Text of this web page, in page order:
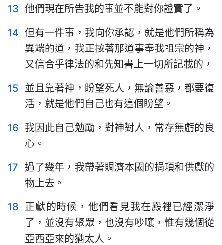
1 2 4 5 6
7
8
9 10
13 他們現在所告我的事並不能對你證實了。
14 但有一件事，我向你承認，就是他們所稱為
異端的道，我正按著那道事奉我祖宗的神，
又信合乎律法的和先知書上一切所記載的，
15 並且靠著神，盼望死人，無論善惡，都要復
活，就是他們自己也有這個盼望。
16 我因此自己勉勵，對神對人，常存無虧的良
心。
17 過了幾年，我帶著賙濟本國的捐項和供獻的
物上去。
18 正獻的時候，他們看見我在殿裡已經潔淨
了，並沒有聚眾，也沒有吵嚷，惟有幾個從
亞西亞來的猶太人。